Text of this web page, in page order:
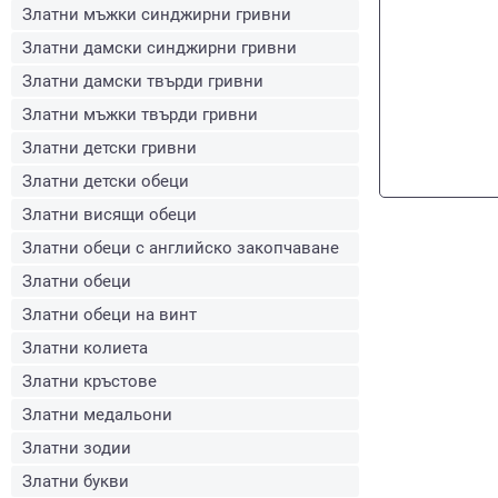
Златни мъжки синджирни гривни
Златни дамски синджирни гривни
Златни дамски твърди гривни
Златни мъжки твърди гривни
Златни детски гривни
Златни детски обеци
Златни висящи обеци
Златни обеци с английско закопчаване
Златни обеци
Златни обеци на винт
Златни колиета
Златни кръстове
Златни медальони
Златни зодии
Златни букви